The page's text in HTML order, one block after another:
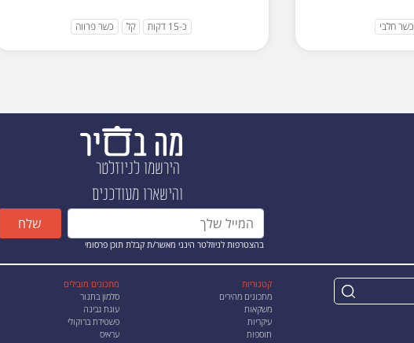
כשר חלבי כ-15 דקות קל כשר פרווה
הירשמו לניוזלטר
והישארו מעודכנים
בהצטרפות לניוזלטר הינני מאשר/ת קבלת תוכן פרסומי
שלח
קטגוריות
מתכונים מהירים
משקאות
עיקריות
תוספות
מתכונים מובילים
סלמון בתנור
עוגת גבינה
פשטידת ברוקולי
עראיס